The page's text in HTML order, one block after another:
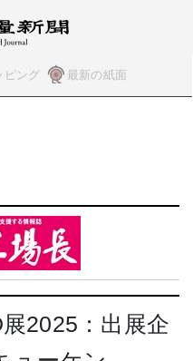
ピング 最新の紙面
2025：出展企